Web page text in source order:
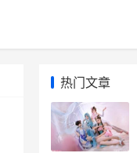
热门文章